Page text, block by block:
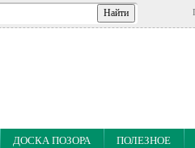
ДОСКА ПОЗОРА ПОЛЕЗНОЕ